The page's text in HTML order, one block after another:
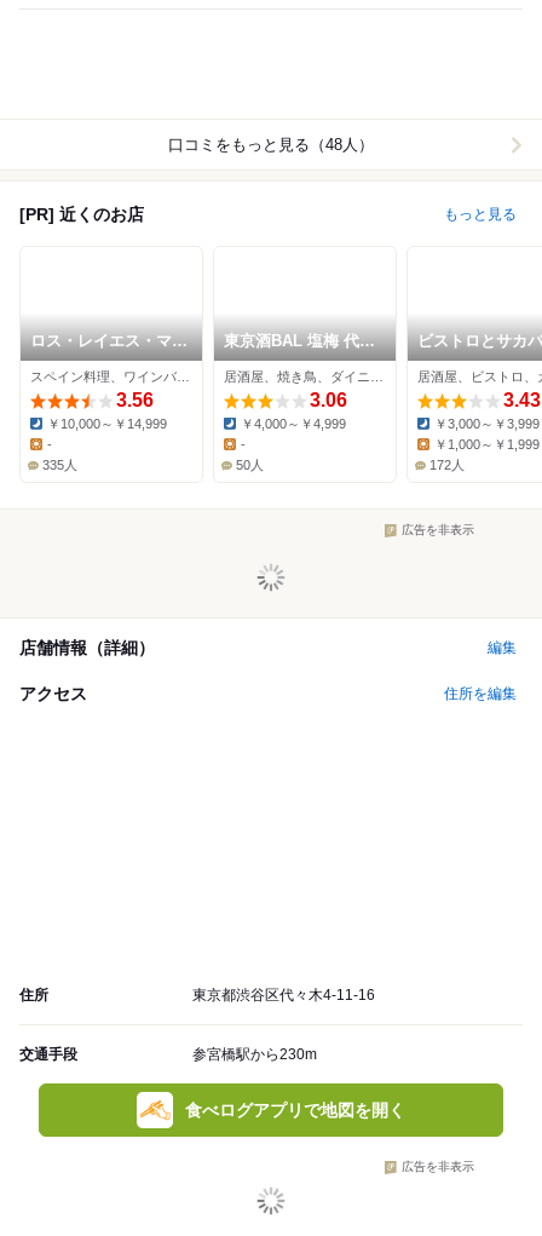
口コミをもっと見る（48人）
[PR] 近くのお店 もっと見る
ロス・レイエス・マー
ゴス
3.56
Dinner:
￥10,000～￥14,999
-
335人
東京酒BAL 塩梅 代々
木八幡店
3.06
Dinner:
￥4,000～￥4,999
Lunch:
-
50人
ビストロとサカバ
TAKE
居酒屋、ビストロ、
3.43
Dinner:
￥3,000～￥3,999
￥1,000～￥1,999
172人
広告を非表示
店舗情報（詳細） 編集
アクセス 住所を編集
住所 東京都渋谷区代々木4-11-16
交通手段 参宮橋駅から230m
食べログアプリで地図を開く
広告を非表示